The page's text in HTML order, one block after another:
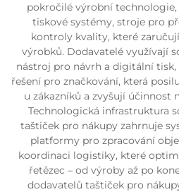
pokročilé výrobní
tiskové systémy, stroje pro
kontroly kvality, které
výrobků. Dodavatelé využívají
nástroj pro návrh a digitální
řešení pro značkování, která
u zákazníků a zvyšují
Technologická infrastruktura
taštiček pro nákupy zahrnuje
platformy pro zpracování
koordinaci logistiky, které
řetězec – od výroby až po
dodavatelů taštiček pro